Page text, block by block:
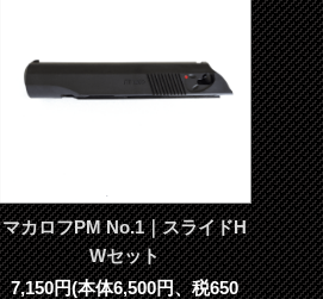
マカロフPM No.1｜スライドH
Wセット
7,150円(本体6,500円、税650